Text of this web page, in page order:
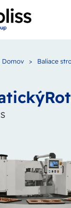
Domov > Baliace